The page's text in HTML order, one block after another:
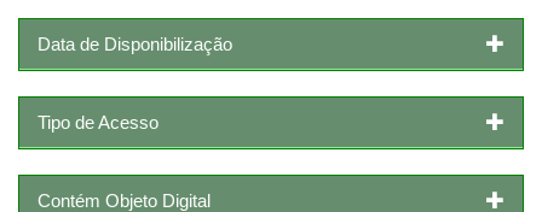
Data de Disponibilização
Tipo de Acesso
Contém Objeto Digital